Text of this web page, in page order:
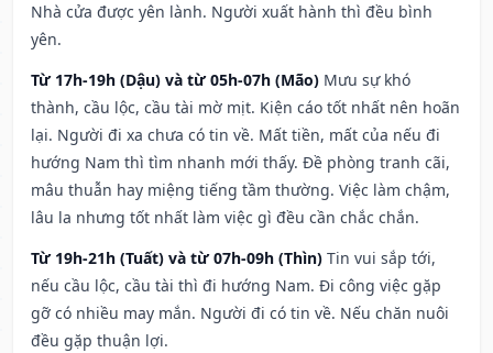
Nhà cửa được yên lành. Người xuất hành thì đều bình
yên.
Từ 17h-19h (Dậu) và từ 05h-07h (Mão) Mưu sự khó
thành, cầu lộc, cầu tài mờ mịt. Kiện cáo tốt nhất nên hoãn
lại. Người đi xa chưa có tin về. Mất tiền, mất của nếu đi
hướng Nam thì tìm nhanh mới thấy. Đề phòng tranh cãi,
mâu thuẫn hay miệng tiếng tầm thường. Việc làm chậm,
lâu la nhưng tốt nhất làm việc gì đều cần chắc chắn.
Từ 19h-21h (Tuất) và từ 07h-09h (Thìn) Tin vui sắp tới,
nếu cầu lộc, cầu tài thì đi hướng Nam. Đi công việc gặp
gỡ có nhiều may mắn. Người đi có tin về. Nếu chăn nuôi
đều gặp thuận lợi.